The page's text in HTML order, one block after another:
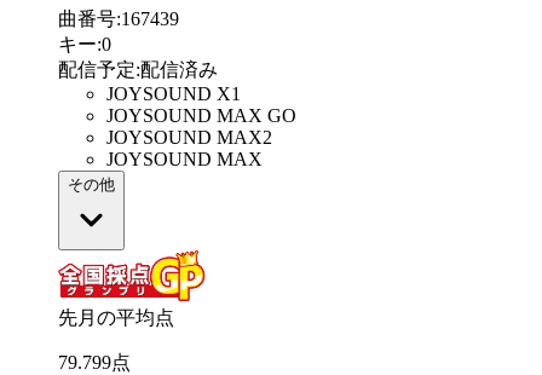
曲番号:167439
キー:0
配信予定:配信済み
JOYSOUND X1
JOYSOUND MAX GO
JOYSOUND MAX2
JOYSOUND MAX
その他
先月の平均点
79.799点